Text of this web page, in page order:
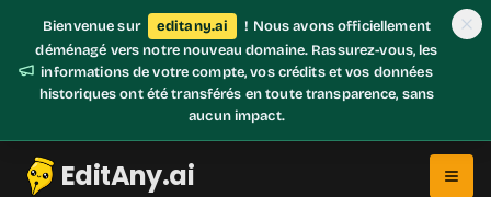
Bienvenue sur editany.ai
! Nous avons officiellement
déménagé vers notre nouveau domaine. Rassurez-vous, les
informations de votre compte, vos crédits et vos données
historiques ont été transférés en toute transparence, sans
aucun impact.
EditAny.ai